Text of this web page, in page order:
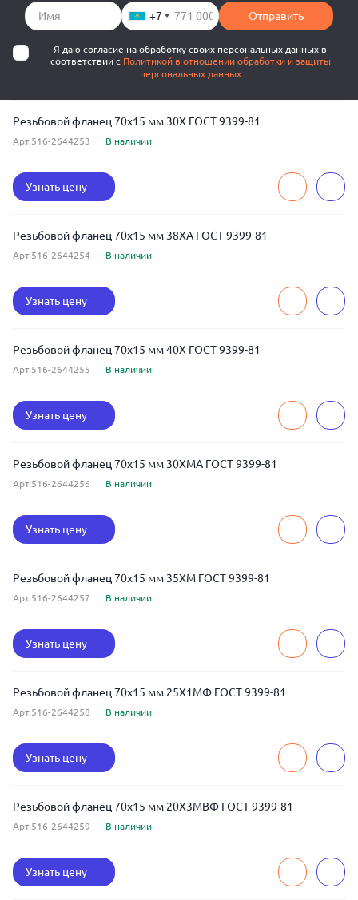
+7 Отправить
Я даю согласие на обработку своих персональных данных в
соответствии с Политикой в отношении обработки и защиты
персональных данных
Резьбовой фланец 70x15 мм 30Х ГОСТ 9399-81
Арт.516-2644253 В наличии
Узнать цену
Резьбовой фланец 70x15 мм 38ХА ГОСТ 9399-81
Арт.516-2644254 В наличии
Узнать цену
Резьбовой фланец 70x15 мм 40Х ГОСТ 9399-81
Арт.516-2644255 В наличии
Узнать цену
Резьбовой фланец 70x15 мм 30ХМА ГОСТ 9399-81
Арт.516-2644256 В наличии
Узнать цену
Резьбовой фланец 70x15 мм 35ХМ ГОСТ 9399-81
Арт.516-2644257 В наличии
Узнать цену
Резьбовой фланец 70x15 мм 25Х1МФ ГОСТ 9399-81
Арт.516-2644258 В наличии
Узнать цену
Резьбовой фланец 70x15 мм 20Х3МВФ ГОСТ 9399-81
Арт.516-2644259 В наличии
Узнать цену